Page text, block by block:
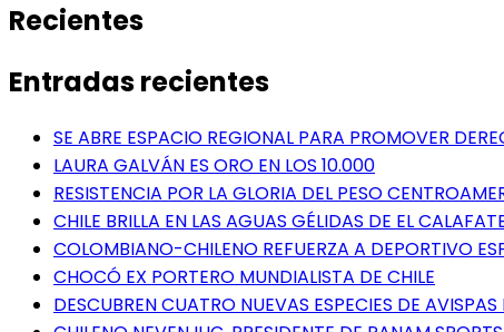
Recientes
Entradas recientes
SE ABRE ESPACIO REGIONAL PARA PROMOVER
LAURA GALVÁN ES ORO EN LOS 10.000
RESISTENCIA POR LA GLORIA DEL PESO
CHILE BRILLA EN LAS AGUAS GÉLIDAS DE EL
COLOMBIANO-CHILENO REFUERZA A DEPORTIVO
CHOCÓ EX PORTERO MUNDIALISTA DE CHILE
DESCUBREN CUATRO NUEVAS ESPECIES DE